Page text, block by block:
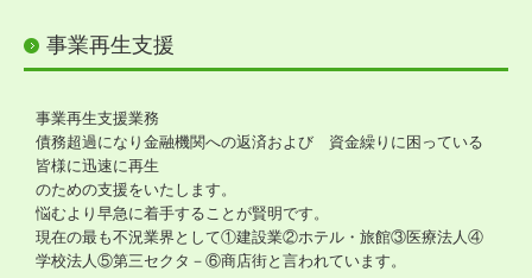
事業再生支援
事業再生支援業務
債務超過になり金融機関への返済および 資金繰りに困っている
皆様に迅速に再生
のための支援をいたします。
悩むより早急に着手することが賢明です。
現在の最も不況業界として①建設業②ホテル・旅館③医療法人④
学校法人⑤第三セクタ－⑥商店街と言われています。